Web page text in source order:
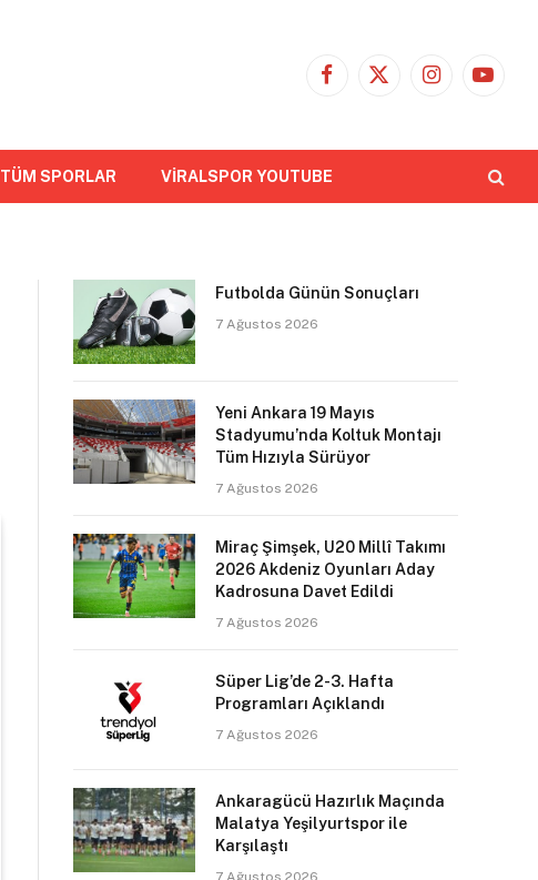
Facebook
X
Instagram
TÜM SPORLAR VİRALSPOR YOUTUBE
Futbolda Günün Sonuçları
7 Ağustos 2026
Yeni Ankara 19 Mayıs
Stadyumu’nda Koltuk Montajı
Tüm Hızıyla Sürüyor
7 Ağustos 2026
Miraç Şimşek, U20 Millî Takımı
2026 Akdeniz Oyunları Aday
Kadrosuna Davet Edildi
7 Ağustos 2026
Süper Lig’de 2-3. Hafta
Programları Açıklandı
7 Ağustos 2026
Ankaragücü Hazırlık Maçında
Malatya Yeşilyurtspor ile
Karşılaştı
7 Ağustos 2026